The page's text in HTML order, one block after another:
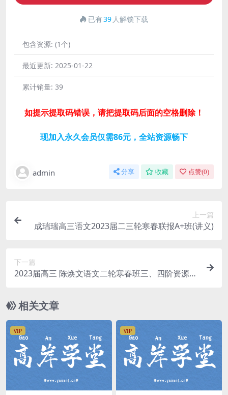
已有39 人解锁下载
包含资源: (1个)
最近更新: 2025-01-22
累计销量: 39
如提示提取码错误，请把提取码后面的空格删除！
现加入永久会员仅需86元，全站资源畅下
admin 分享 收藏 点赞(0)
上一篇
成瑞瑞高三语文2023届二三轮寒春联报A+班(讲义)
下一篇
2023届高三 陈焕文语文二轮寒春班三、四阶资源
相关文章
VIP VIP